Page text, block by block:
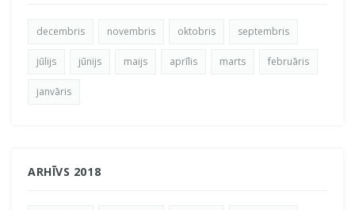
decembris novembris oktobris septembris
jūlijs jūnijs maijs aprīlis marts februāris
janvāris
ARHĪVS 2018